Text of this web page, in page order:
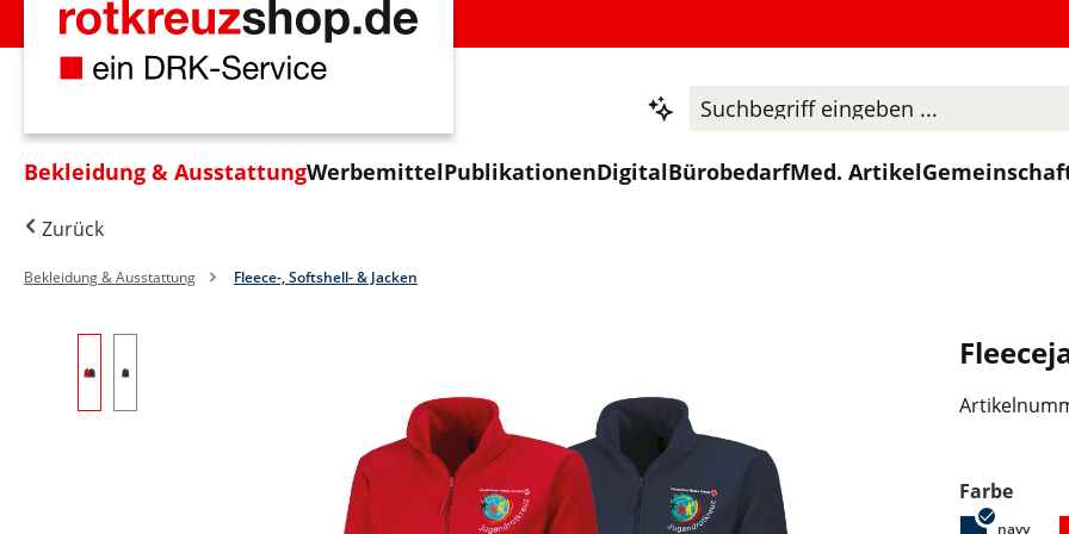
Hauptinhalt springen
Zur Suche springen
Zur Hauptnavigation springen
Bekleidung & AusstattungWerbemittelPublikationenDigitalBürobedarfMed. Artikel
Zurück
Bekleidung & Ausstattung Fleece-, Softshell- & Jacken
Farbe
navy